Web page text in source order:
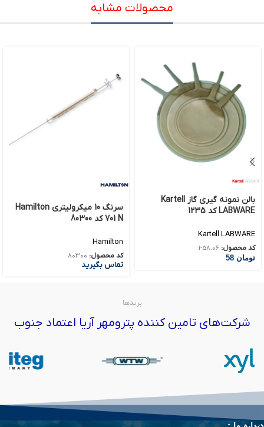
محصولات مشابه
بالن نمونه گیری گاز Kartell
LABWARE کد 1235
Kartell LABWARE
کد محصول: 58.06-1
تومان
سرنگ 10 میکرولیتری Hamilton
701 N کد 80300
Hamilton
کد محصول: 80300
تماس بگیرید
برندها
شرکت‌های تامین کننده پترومهر آریا اعتماد جنوب